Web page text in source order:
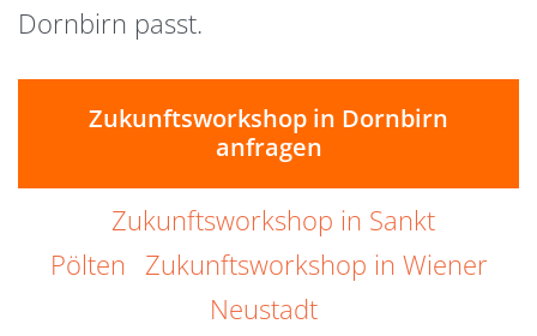
Dornbirn passt.
Zukunftsworkshop in Dornbirn
anfragen
Zukunftsworkshop in Sankt
Pölten Zukunftsworkshop in Wiener
Neustadt